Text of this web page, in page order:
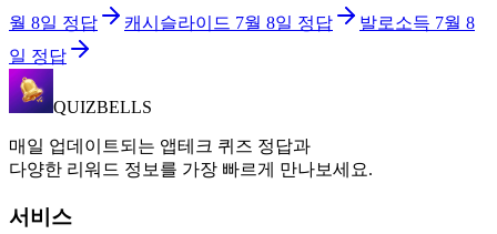
월 8일 정답 캐시슬라이드 7월 8일 정답 발로소득 7월 8
일 정답
QUIZBELLS
매일 업데이트되는 앱테크 퀴즈 정답과
다양한 리워드 정보를 가장 빠르게 만나보세요.
서비스